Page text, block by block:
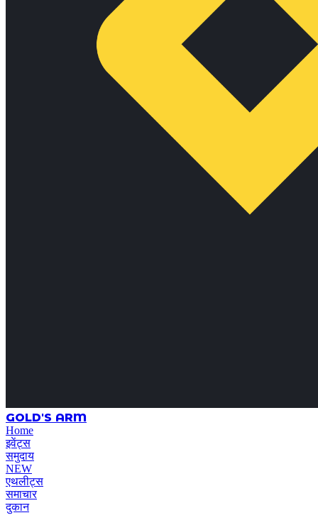
GOLD'S ARM
Home
इवेंट्स
समुदाय
NEW
एथलीट्स
समाचार
दुकान